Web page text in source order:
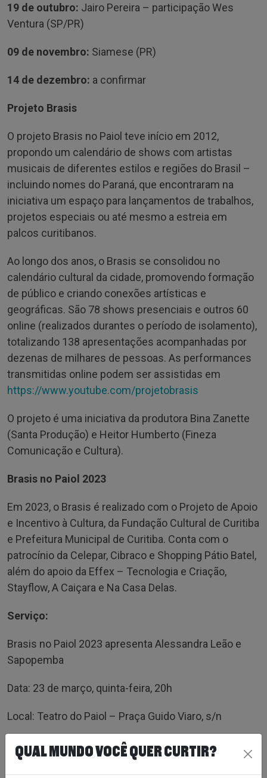
19 de outubro: Jairo Pereira – participação Wes
Ventura (SP/PR)
09 de novembro: Siamese (PR)
14 de dezembro: a confirmar
Projeto Brasis
O projeto Brasis no Paiol teve início em 2012,
propondo um calendário de shows com artistas
musicais de diferentes estilos e regiões do Brasil –
incluindo nomes do Paraná, que encontraram na
iniciativa um espaço para lançamentos de trabalhos,
projetos especiais ou até mesmo a estreia em
palcos curitibanos.
Ao longo dos anos, o Brasis se consolidou no
calendário cultural da cidade, promovendo formação
de público e criando conexões artísticas e
geográficas. São 78 shows presenciais e outros 60
online (realizados durantes o período de isolamento),
totalizando 138 apresentações acompanhadas por
dezenas de milhares de pessoas. As performances
transmitidas online podem ser assistidas em
https://www.youtube.com/projetobrasis
O projeto é uma iniciativa da produtora Bina Zanette
(Santa Produção) e Heitor Humberto (Fineza
Comunicação e Cultura).
Brasis no Paiol 2023
Em 2023, o Brasis é realizado com o Projeto de Apoio
e Incentivo à Cultura, da Fundação Cultural de Curitiba
e Prefeitura Municipal de Curitiba. Conta com o
patrocínio da Celepar, Cibraco e Shopping Pátio Batel,
além do apoio da Effex – Tecnologia e Criação,
Stayflow, A Caiçara e Na Casa Delas.
Serviço:
Brasis no Paiol 2023 apresenta Alessandra Leão e
Sapopemba
Data: 23 de março, quinta-feira, 20h
Local: Teatro do Paiol – Praça Guido Viaro, s/n
Ingressos: R$ 15 e R$ 7,50 (meia) – ingressos
esgotados
QUAL MUNDO VOCÊ QUER CURTIR?